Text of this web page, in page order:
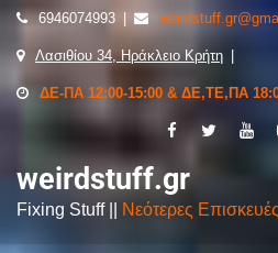
6946074993
Λασιθίου 34, Ηράκλειο Κρήτη
ΔΕ-ΠΑ 12:00-15:00 & ΔΕ,ΤΕ,ΠΑ
weirdstuff.gr
Fixing Stuff || Νεότερες Επισκευές